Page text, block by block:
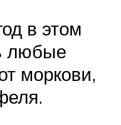
в этом
любые
моркови,